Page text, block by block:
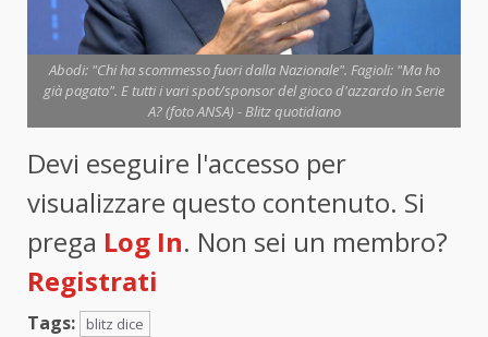
Abodi: "Chi ha scommesso fuori dalla Nazionale". Fagioli: "Ma ho
già pagato". E tutti i vari spot/sponsor del gioco d'azzardo in Serie
A? (foto ANSA) - Blitz quotidiano
Devi eseguire l'accesso per
visualizzare questo contenuto. Si
prega Log In. Non sei un membro?
Registrati
Tags: blitz dice